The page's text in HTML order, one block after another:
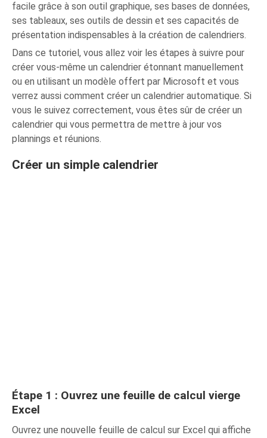
facile grâce à son outil graphique, ses bases de données,
ses tableaux, ses outils de dessin et ses capacités de
présentation indispensables à la création de calendriers.
Dans ce tutoriel, vous allez voir les étapes à suivre pour
créer vous-même un calendrier étonnant manuellement
ou en utilisant un modèle offert par Microsoft et vous
verrez aussi comment créer un calendrier automatique. Si
vous le suivez correctement, vous êtes sûr de créer un
calendrier qui vous permettra de mettre à jour vos
plannings et réunions.
Créer un simple calendrier
Étape 1 : Ouvrez une feuille de calcul vierge
Excel
Ouvrez une nouvelle feuille de calcul sur Excel qui affiche